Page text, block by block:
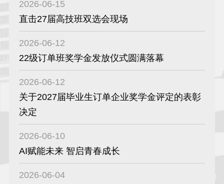
2026-06-15
直击27届高技班双选会现场
2026-06-12
22级订单班奖学金发放仪式圆满落幕
2026-06-12
关于2027届毕业生订单企业奖学金评定的表彰
决定
2026-06-10
AI赋能未来 智启青春成长
2026-06-04